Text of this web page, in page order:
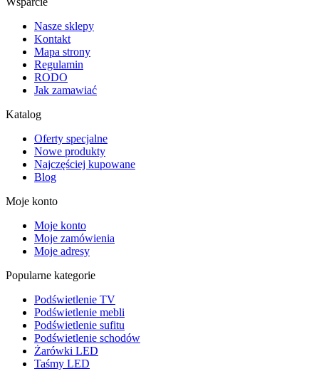
Nasze sklepy
Kontakt
Mapa strony
Regulamin
RODO
Jak zamawiać
Katalog
Oferty specjalne
Nowe produkty
Najczęściej kupowane
Blog
Moje konto
Moje konto
Moje zamówienia
Moje adresy
Popularne kategorie
Podświetlenie TV
Podświetlenie mebli
Podświetlenie sufitu
Podświetlenie schodów
Żarówki LED
Taśmy LED